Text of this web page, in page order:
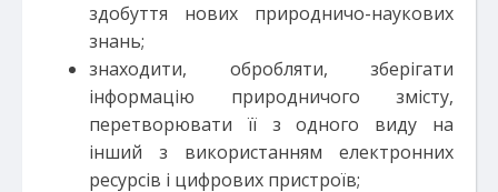
здобуття нових природничо-наукових
знань;
знаходити, обробляти, зберігати
інформацію природничого змісту,
перетворювати її з одного виду на
інший з використанням електронних
ресурсів і цифрових пристроїв;